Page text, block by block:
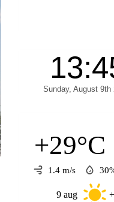
+29°C
1.4 m/s
+29°C